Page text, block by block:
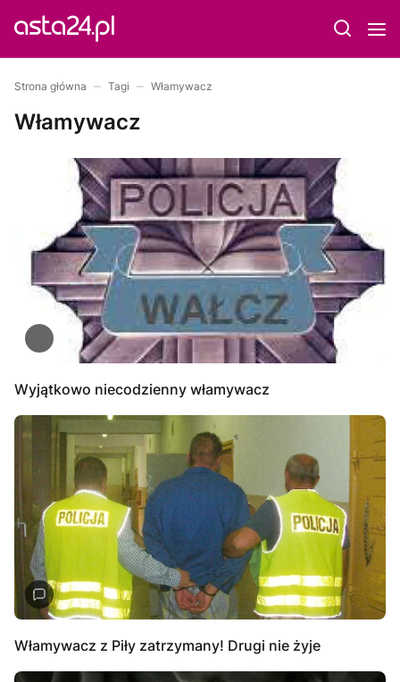
Strona główna Tagi Włamywacz
Włamywacz
Wyjątkowo niecodzienny włamywacz
Włamywacz z Piły zatrzymany! Drugi nie żyje